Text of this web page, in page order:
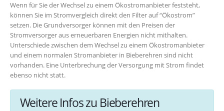
Wenn für Sie der Wechsel zu einem Ökostromanbieter feststeht,
können Sie im Stromvergleich direkt den Filter auf “Ökostrom”
setzen. Die Grundversorger können mit den Preisen der
Stromversorger aus erneuerbaren Energien nicht mithalten.
Unterschiede zwischen dem Wechsel zu einem Ökostromanbieter
und einem normalen Stromanbieter in Bieberehren sind nicht
vorhanden. Eine Unterbrechung der Versorgung mit Strom findet
ebenso nicht statt.
Weitere Infos zu Bieberehren